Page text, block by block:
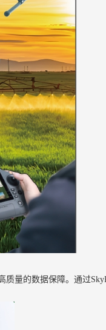
量的数据保障。通过